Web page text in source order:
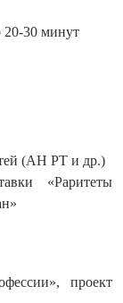
30 минут
(АН РТ и др.)
«Раритеты
проект